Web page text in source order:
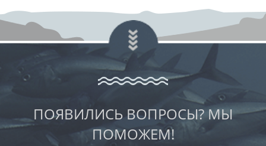
ПОЯВИЛИСЬ ВОПРОСЫ? МЫ
ПОМОЖЕМ!